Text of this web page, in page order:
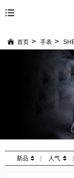
首页 手表
新品 人气